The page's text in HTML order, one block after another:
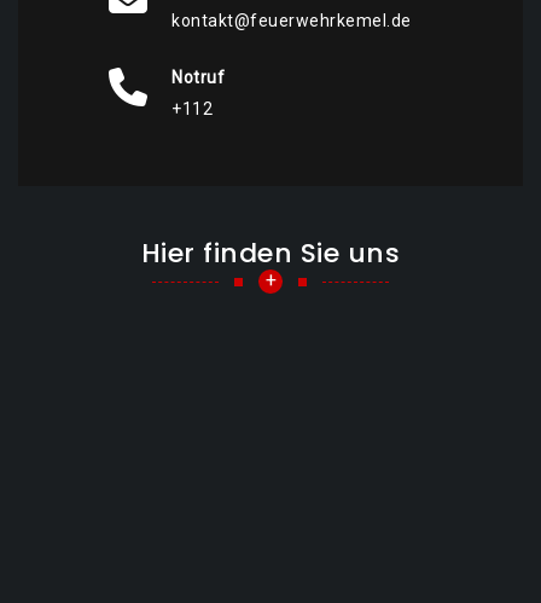
kontakt@feuerwehrkemel.de
Notruf
+112
Hier finden Sie uns
+